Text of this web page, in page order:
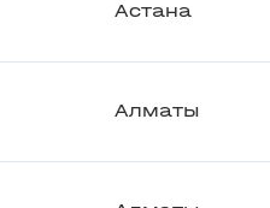
Астана
Алматы